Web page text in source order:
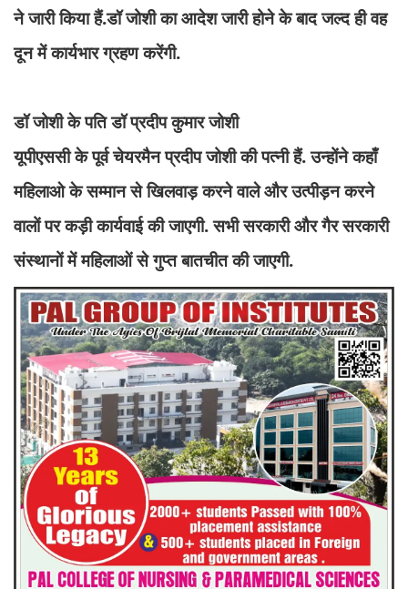
ने जारी किया हैं.डॉ जोशी का आदेश जारी होने के बाद जल्द ही वह
दून में कार्यभार ग्रहण करेंगी.
डॉ जोशी के पति डॉ प्रदीप कुमार जोशी
यूपीएससी के पूर्व चेयरमैन प्रदीप जोशी की पत्नी हैं. उन्होंने कहाँ
महिलाओ के सम्मान से खिलवाड़ करने वाले और उत्पीड़न करने
वालों पर कड़ी कार्यवाई की जाएगी. सभी सरकारी और गैर सरकारी
संस्थानों में महिलाओं से गुप्त बातचीत की जाएगी.